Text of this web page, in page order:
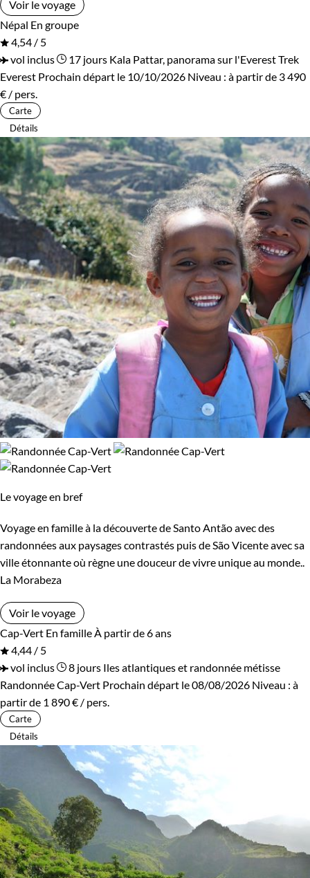
Voir le voyage
Népal En groupe
4,54 / 5
vol inclus
17 jours Kala Pattar, panorama sur l'EverestTrek
Everest Prochain départ le 10/10/2026 Niveau : à partir de 3 490
€ / pers.
Carte
Détails
Le voyage en bref
Voyage en famille à la découverte de Santo Antão avec des
randonnées aux paysages contrastés puis de São Vicente avec sa
ville étonnante où règne une douceur de vivre unique au monde..
La Morabeza
Voir le voyage
Cap-Vert En famille À partir de 6 ans
4,44 / 5
vol inclus
8 jours Iles atlantiques et randonnée métisse
Randonnée Cap-Vert Prochain départ le 08/08/2026 Niveau : à
partir de 1 890 € / pers.
Carte
Détails